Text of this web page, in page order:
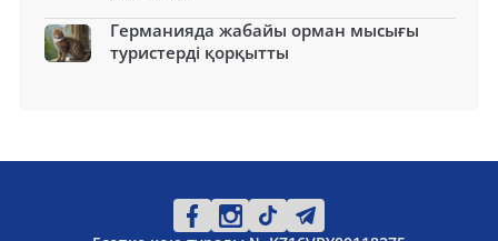
Германияда жабайы орман мысығы
туристерді қорқытты